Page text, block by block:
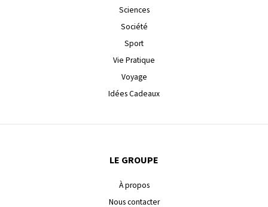
Sciences
Société
Sport
Vie Pratique
Voyage
Idées Cadeaux
LE GROUPE
À propos
Nous contacter